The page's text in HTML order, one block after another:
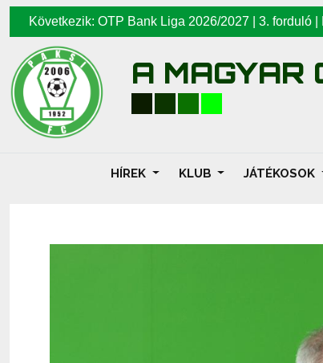
Következik: OTP Bank Liga 2026/2027 | 3. forduló |
A MAGYAR
HÍREK KLUB JÁTÉKOSOK